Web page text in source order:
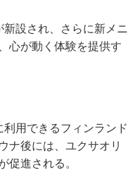
設され、さらに新メニ
心が動く体験を提供す
用できるフィンランド
ナ後には、ユクサオリ
促進される。